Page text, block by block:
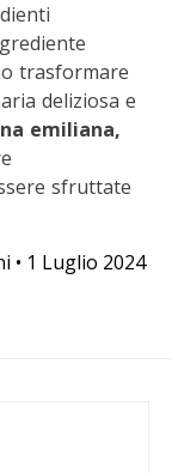
trasformare
deliziosa e
emiliana,
sfruttate
• 1 Luglio 2024